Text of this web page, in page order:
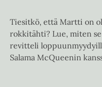
Tiesitkö, että Martti on
rokkitähti? Lue, miten
revitteli
Salama McQueenin